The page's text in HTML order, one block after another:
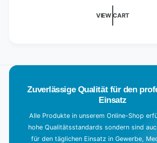
VIEW CART
Zuverlässige Qualität für den
Einsatz
Alle Produkte in unserem Online-Shop
hohe Qualitätsstandards sondern sind
für den täglichen Einsatz in Gewerbe,